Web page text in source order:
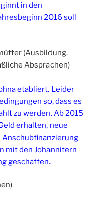
in den
2016 soll
(Ausbildung,
Absprachen)
etabliert. Leider
so, dass es
zu werden. Ab 2015
erhalten, neue
mit den Johannitern
geschaffen.